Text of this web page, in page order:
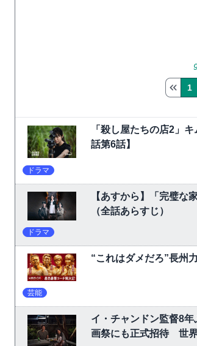
1
「殺し屋たちの店2」
話第6話】
ドラマ
【あすから】「完璧な
（全話あらすじ）
ドラマ
“これはダメだろ”長州
芸能
イ・チャンドン監督8
画祭にも正式招待 世